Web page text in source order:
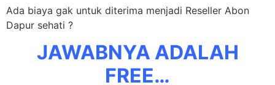
Ada biaya gak untuk diterima menjadi Reseller Abon
Dapur sehati ?
JAWABNYA ADALAH
FREE…